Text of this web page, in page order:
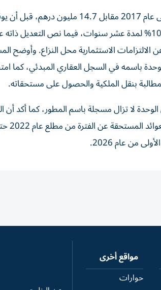
وأظهرت أوراق الدعوى، أن المشتري أبرم اتفاقية شراء الفيلا مع شركة التطوير الأولى عام 2017 مقابل 14.7 مليون
الطرفان في عام 2021 تعديلاً للعقد يضمن للمشتري عائداً استثمارياً سنوياً بنسبة 10% لمدة عشر سنوات، فيما نص
الاستثمارية محل النزاع. وأوضح
باسمه في السجل العقاري المبدئي، كما
بنقل الملكية والحصول على مستحقاته.
لا تزال مسجلة باسم المطور، كما أكد أن
ضمنت للمشتري
مواقع أخرى
حوارات